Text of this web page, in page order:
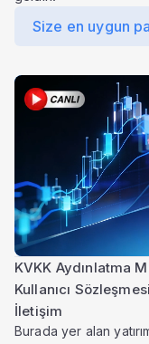
Size en uygun
KVKK Aydınlatma
Kullanıcı Sözleşmesi
İletişim
Burada yer alan